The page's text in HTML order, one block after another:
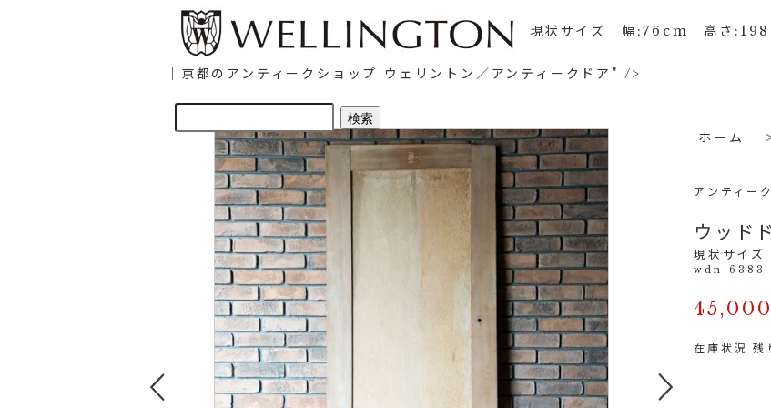
現状サイズ 幅:76cm 高さ
｜京都のアンティークショップ ウェリントン／アンティークドア" />
ホーム
アンティー
ウッド
現状サイ
wdn-6383
45,000
在庫状況 残